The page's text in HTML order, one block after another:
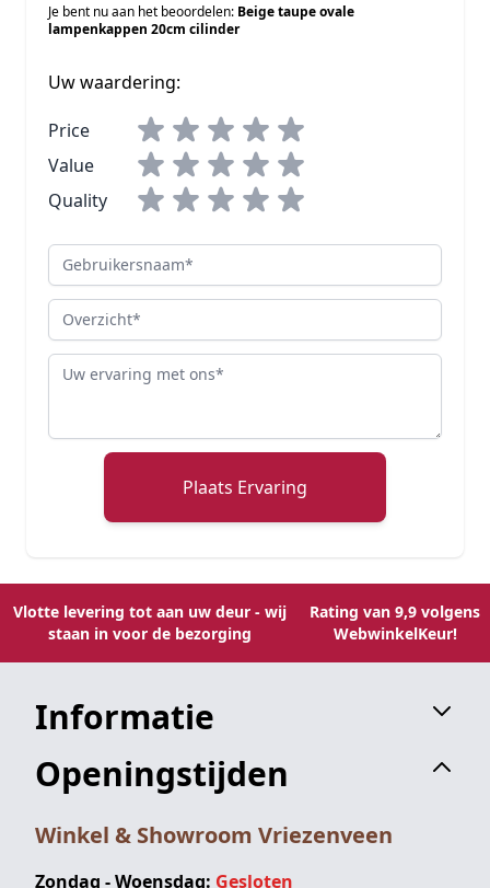
Je bent nu aan het beoordelen: Beige taupe ovale
lampenkappen 20cm cilinder
Uw waardering:
Price
Value
Quality
Gebruikersnaam
Overzicht
Review
Plaats Ervaring
Vlotte levering tot aan uw deur - wij
staan in voor de bezorging
Rating van 9,9 volgens
WebwinkelKeur!
Informatie
Openingstijden
Winkel & Showroom Vriezenveen
Zondag - Woensdag: Gesloten